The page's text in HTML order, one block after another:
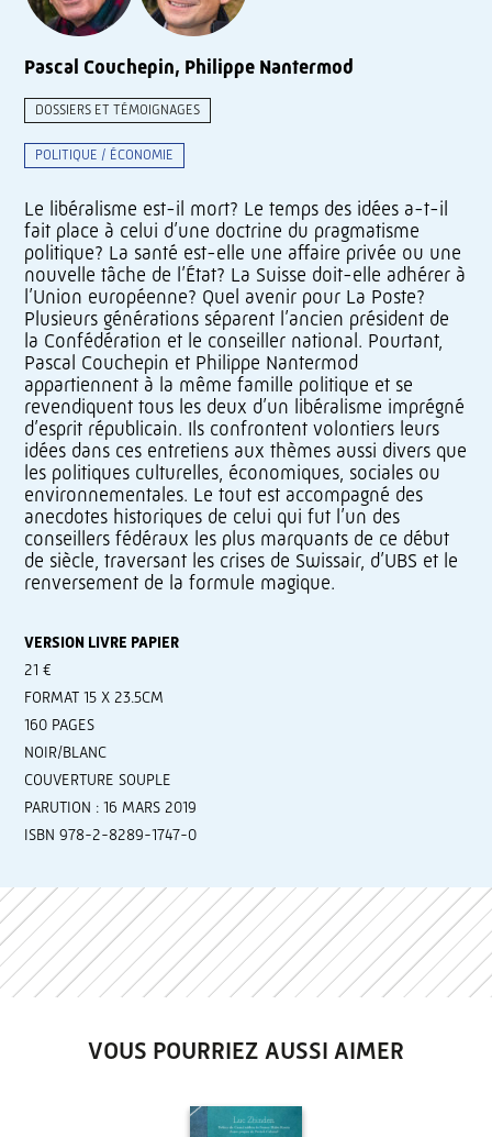
Pascal Couchepin, Philippe Nantermod
DOSSIERS ET TÉMOIGNAGES
POLITIQUE / ÉCONOMIE
Le libéralisme est-il mort? Le temps des idées a-t-il
fait place à celui d’une doctrine du pragmatisme
politique? La santé est-elle une affaire privée ou une
nouvelle tâche de l’État? La Suisse doit-elle adhérer à
l’Union européenne? Quel avenir pour La Poste?
Plusieurs générations séparent l’ancien président de
la Confédération et le conseiller national. Pourtant,
Pascal Couchepin et Philippe Nantermod
appartiennent à la même famille politique et se
revendiquent tous les deux d’un libéralisme imprégné
d’esprit républicain. Ils confrontent volontiers leurs
idées dans ces entretiens aux thèmes aussi divers que
les politiques culturelles, économiques, sociales ou
environnementales. Le tout est accompagné des
anecdotes historiques de celui qui fut l’un des
conseillers fédéraux les plus marquants de ce début
de siècle, traversant les crises de Swissair, d’UBS et le
renversement de la formule magique.
VERSION LIVRE PAPIER
21 €
FORMAT 15 X 23.5CM
160 PAGES
NOIR/BLANC
COUVERTURE SOUPLE
PARUTION : 16 MARS 2019
ISBN 978-2-8289-1747-0
VOUS POURRIEZ AUSSI AIMER